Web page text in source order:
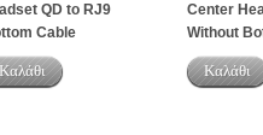
QD to RJ9
Cable
Καλάθι
Center
Without
Καλάθι